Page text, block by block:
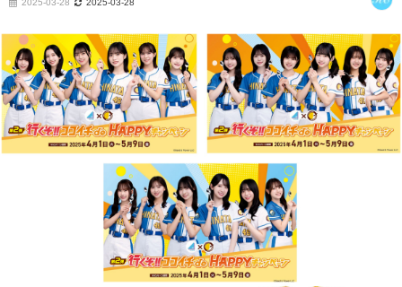
2025-03-28 2025-03-28